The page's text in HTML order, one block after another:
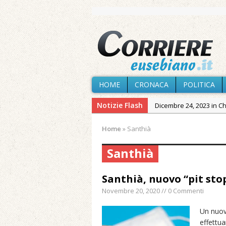
HOME CRONACA POLITICA
Notizie Flash Dicembre 24, 2023 in
Agosto 3, 2026 in
Agosto 1, 2026 in Chiesa:
Cagliari»
Home » Santhià
Santhià
Santhià, nuovo “pit
Novembre 20, 2020 // 0 Commenti
Un